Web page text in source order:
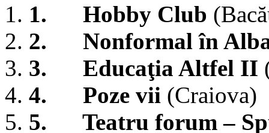
1. Hobby Club
2. Nonformal în
3. Educaţia Altfel II
4. Poze vii (Craiova)
5. Teatru forum –